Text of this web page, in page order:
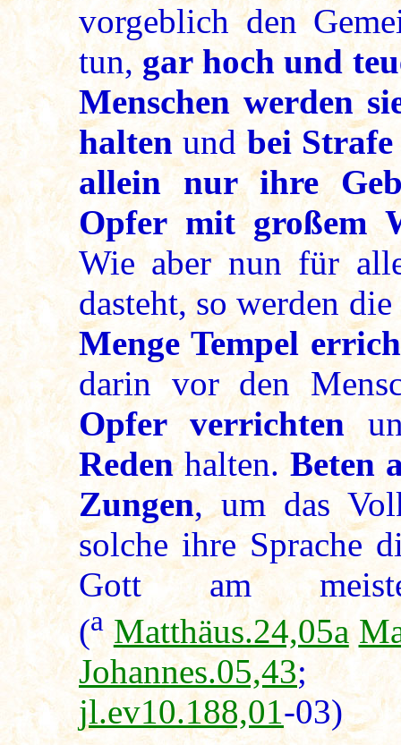
vorgeblich den
tun,gar hoch und
Menschen werden
haltenundbei
allein nur ihre
Opfer mit großem
Wie aber nun für
dasteht, so werden
Menge Tempel
darin vor den
Opfer verrichten
Redenhalten.Beten
Zungen, um das
solche ihre Sprache
Gott am
(a Matthäus.24,05a
Johannes.05,43
jl.ev10.188,01-03)